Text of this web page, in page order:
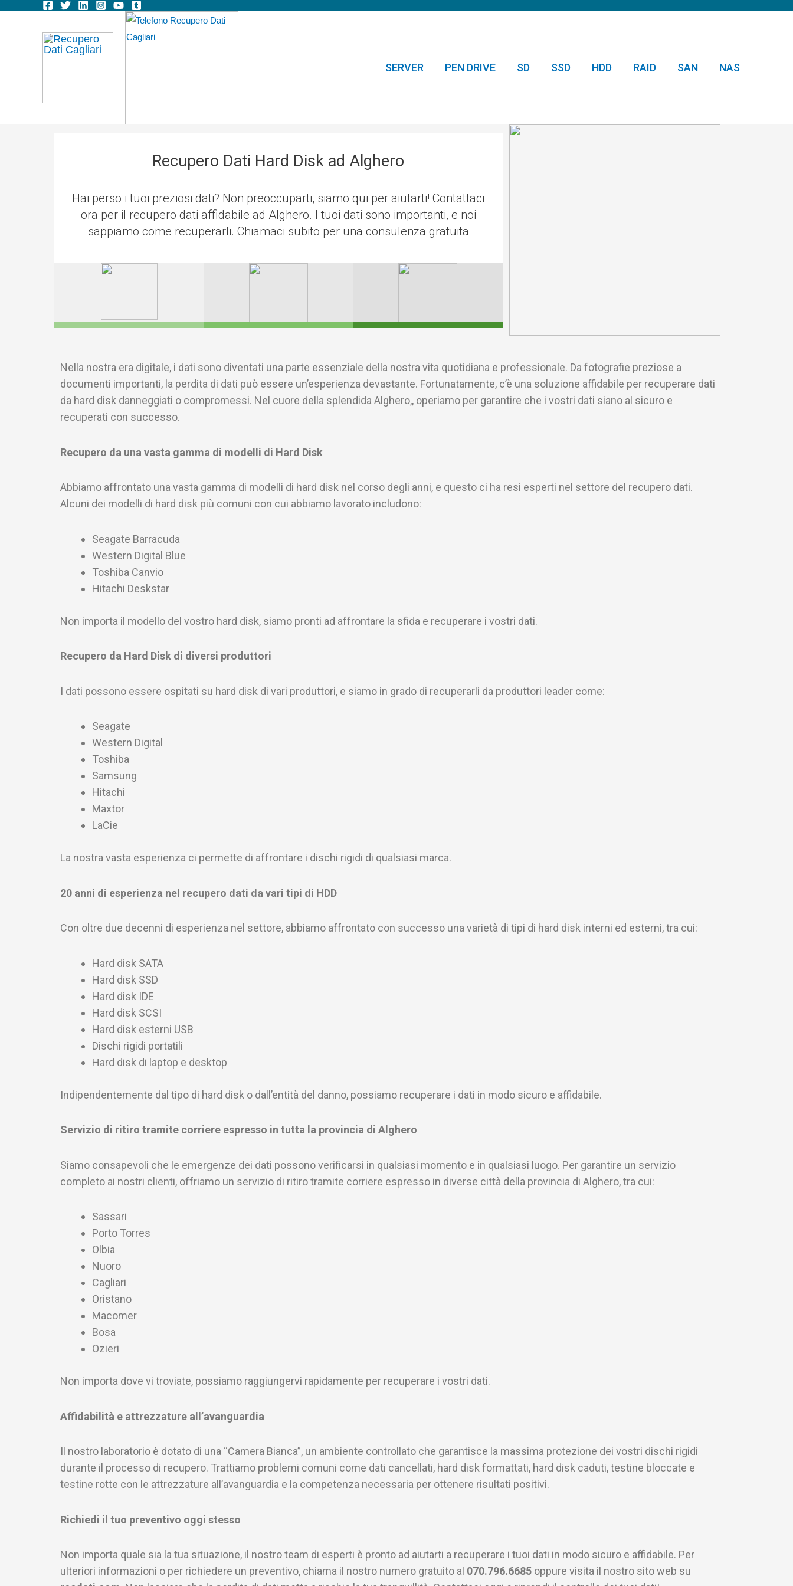
Vai
contenuto
SERVER PEN DRIVE SD SSD HDD RAID SAN NAS
Recupero Dati Hard Disk ad Alghero
Hai perso i tuoi preziosi dati? Non preoccuparti, siamo qui per aiutarti! Contattaci
ora per il recupero dati affidabile ad Alghero. I tuoi dati sono importanti, e noi
sappiamo come recuperarli. Chiamaci subito per una consulenza gratuita
Nella nostra era digitale, i dati sono diventati una parte essenziale della nostra vita quotidiana e professionale. Da fotografie preziose a
documenti importanti, la perdita di dati può essere un’esperienza devastante. Fortunatamente, c’è una soluzione affidabile per recuperare dati
da hard disk danneggiati o compromessi. Nel cuore della splendida Alghero,, operiamo per garantire che i vostri dati siano al sicuro e
recuperati con successo.
Recupero da una vasta gamma di modelli di Hard Disk
Abbiamo affrontato una vasta gamma di modelli di hard disk nel corso degli anni, e questo ci ha resi esperti nel settore del recupero dati.
Alcuni dei modelli di hard disk più comuni con cui abbiamo lavorato includono:
Seagate Barracuda
Western Digital Blue
Toshiba Canvio
Hitachi Deskstar
Non importa il modello del vostro hard disk, siamo pronti ad affrontare la sfida e recuperare i vostri dati.
Recupero da Hard Disk di diversi produttori
I dati possono essere ospitati su hard disk di vari produttori, e siamo in grado di recuperarli da produttori leader come:
Seagate
Western Digital
Toshiba
Samsung
Hitachi
Maxtor
LaCie
La nostra vasta esperienza ci permette di affrontare i dischi rigidi di qualsiasi marca.
20 anni di esperienza nel recupero dati da vari tipi di HDD
Con oltre due decenni di esperienza nel settore, abbiamo affrontato con successo una varietà di tipi di hard disk interni ed esterni, tra cui:
Hard disk SATA
Hard disk SSD
Hard disk IDE
Hard disk SCSI
Hard disk esterni USB
Dischi rigidi portatili
Hard disk di laptop e desktop
Indipendentemente dal tipo di hard disk o dall’entità del danno, possiamo recuperare i dati in modo sicuro e affidabile.
Servizio di ritiro tramite corriere espresso in tutta la provincia di Alghero
Siamo consapevoli che le emergenze dei dati possono verificarsi in qualsiasi momento e in qualsiasi luogo. Per garantire un servizio
completo ai nostri clienti, offriamo un servizio di ritiro tramite corriere espresso in diverse città della provincia di Alghero, tra cui:
Sassari
Porto Torres
Olbia
Nuoro
Cagliari
Oristano
Macomer
Bosa
Ozieri
Non importa dove vi troviate, possiamo raggiungervi rapidamente per recuperare i vostri dati.
Affidabilità e attrezzature all’avanguardia
Il nostro laboratorio è dotato di una “Camera Bianca”, un ambiente controllato che garantisce la massima protezione dei vostri dischi rigidi
durante il processo di recupero. Trattiamo problemi comuni come dati cancellati, hard disk formattati, hard disk caduti, testine bloccate e
testine rotte con le attrezzature all’avanguardia e la competenza necessaria per ottenere risultati positivi.
Richiedi il tuo preventivo oggi stesso
Non importa quale sia la tua situazione, il nostro team di esperti è pronto ad aiutarti a recuperare i tuoi dati in modo sicuro e affidabile. Per
ulteriori informazioni o per richiedere un preventivo, chiama il nostro numero gratuito al 070.796.6685 oppure visita il nostro sito web su